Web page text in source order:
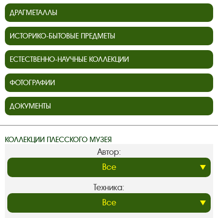
ДРАГМЕТАЛЛЫ
ИСТОРИКО-БЫТОВЫЕ ПРЕДМЕТЫ
ЕСТЕСТВЕННО-НАУЧНЫЕ КОЛЛЕКЦИИ
ФОТОГРАФИИ
ДОКУМЕНТЫ
КОЛЛЕКЦИИ ПЛЕССКОГО МУЗЕЯ
Автор:
Техника: